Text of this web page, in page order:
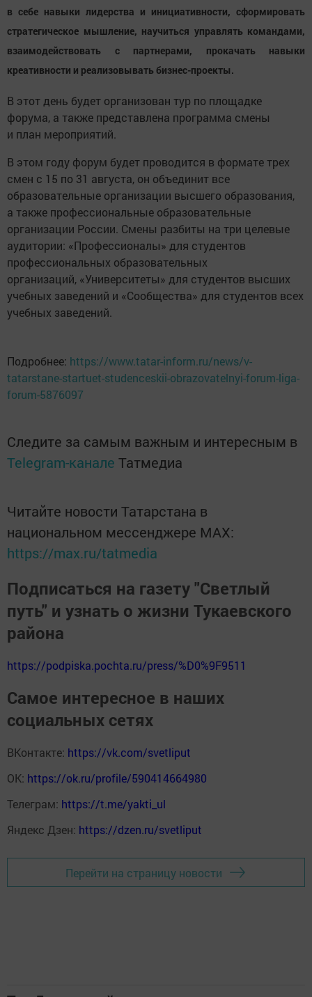
в себе навыки лидерства и инициативности, сформировать
стратегическое мышление, научиться управлять командами,
взаимодействовать с партнерами, прокачать навыки
креативности и реализовывать бизнес-проекты.
В этот день будет организован тур по площадке
форума, а также представлена программа смены
и план мероприятий.
В этом году форум будет проводится в формате трех
смен с 15 по 31 августа, он объединит все
образовательные организации высшего образования,
а также профессиональные образовательные
организации России. Смены разбиты на три целевые
аудитории: «Профессионалы» для студентов
профессиональных образовательных
организаций, «Университеты» для студентов высших
учебных заведений и «Сообщества» для студентов всех
учебных заведений.
Подробнее: https://www.tatar-inform.ru/news/v-
tatarstane-startuet-studenceskii-obrazovatelnyi-forum-liga-
forum-5876097
Следите за самым важным и интересным в
Telegram-канале Татмедиа
Читайте новости Татарстана в
национальном мессенджере MАХ:
https://max.ru/tatmedia
Подписаться на газету "Светлый
путь" и узнать о жизни Тукаевского
района
https://podpiska.pochta.ru/press/%D0%9F9511
Самое интересное в наших
социальных сетях
ВКонтакте: https://vk.com/svetliput
ОК: https://ok.ru/profile/590414664980
Телеграм: https://t.me/yakti_ul
Яндекс Дзен: https://dzen.ru/svetliput
Перейти на страницу новости